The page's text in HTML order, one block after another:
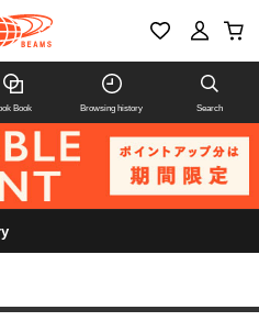
Book Browsing history Search